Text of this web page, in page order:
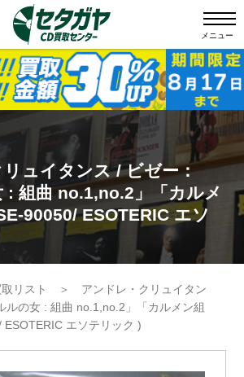
メニュー
ュイタンス / ビゼー：
: 組曲 no.1,no.2」「カルメ
90050/ ESOTERIC エソ
リスト ＞
アンドレ・クリュイタン
ルの女 : 組曲 no.1,no.2」「カルメン組
ESOTERIC エソテリック )